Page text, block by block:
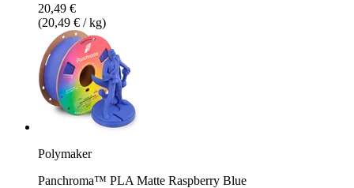
20,49 €
(20,49 € / kg)
Polymaker
Panchroma™ PLA Matte Raspberry Blue